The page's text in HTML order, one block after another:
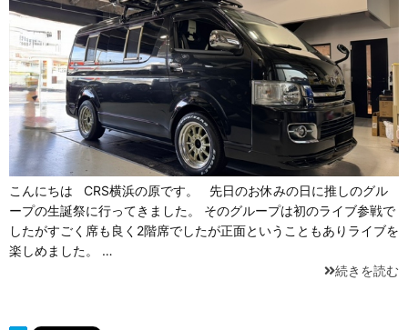
こんにちは CRS横浜の原です。 先日のお休みの日に推しのグル
ープの生誕祭に行ってきました。 そのグループは初のライブ参戦で
したがすごく席も良く2階席でしたが正面ということもありライブを
楽しめました。 …
続きを読む